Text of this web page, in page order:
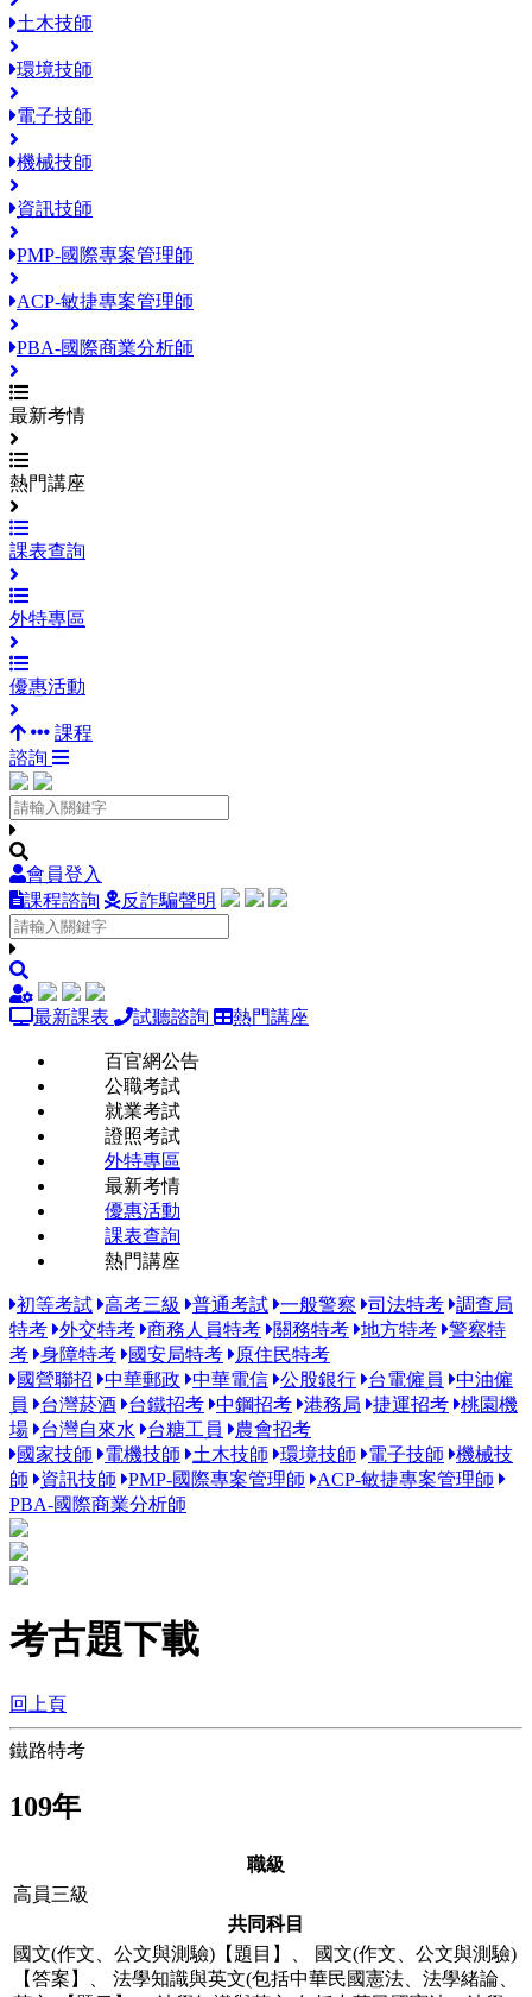
土木技師
環境技師
電子技師
機械技師
資訊技師
PMP-國際專案管理師
ACP-敏捷專案管理師
PBA-國際商業分析師
最新考情
熱門講座
課表查詢
外特專區
優惠活動
課程
諮詢
會員登入
課程諮詢
反詐騙聲明
最新課表 試聽諮詢 熱門講座
百官網公告
公職考試
就業考試
證照考試
外特專區
最新考情
優惠活動
課表查詢
熱門講座
初等考試 高考三級 普通考試 一般警察 司法特考 調查局
特考 外交特考 商務人員特考 關務特考 地方特考 警察特
考 身障特考 國安局特考
原住民特考
國營聯招
中華郵政 中華電信 公股銀行 台電僱員
中油僱
員
台灣菸酒 台鐵招考 中鋼招考 港務局 捷運招考 桃園機
場
台灣自來水 台糖工員
農會招考
國家技師
電機技師 土木技師 環境技師 電子技師
機械技
師
資訊技師 PMP-國際專案管理師
ACP-敏捷專案管理師
PBA-國際商業分析師
考古題下載
回上頁
鐵路特考
109年
職級
高員三級
共同科目
國文(作文、公文與測驗)【題目】
國文(作文、公文與測驗)
【答案】
法學知識與英文(包括中華民國憲法、法學緒論、